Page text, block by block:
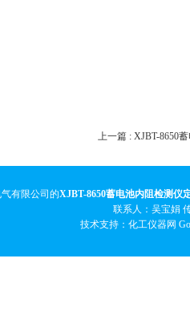
上一篇 : XJBT-8650
有限公司的XJBT-8650蓄电池内阻检测仪
联系人：吴宝娟
技术支持：化工仪器网